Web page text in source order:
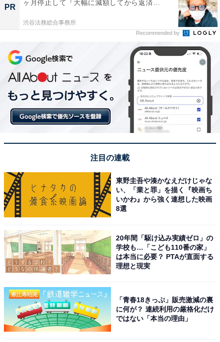
ばしいしょうゆの香りが魅力。コスパもよく、老若男女
問わず喜ばれるお土産です。観光客にも定番として親し
まれています。
回答者のコメントを見ると「有名な草加せんべいなの
で、この値段だったら買いやすいかなと思います」（50
代男性／大阪府）、「埼玉土産といえば、草加せんべい
は鉄板です。もらって嫌がる人はほぼいないのでは？と
感じるほどみなさん喜んでくれます」（30代男性／千葉
※回答者のコメントは原文ママです
次ページ
6位までの全ランキング結果を見
PR
ヶ月停止して『大幅に減額してから返済...
渋谷法務総合事務所
Recommended by
注目の連載
東野圭吾や湊かなえだけじゃな
い、「業と罪」を描く『映画ち
いかわ』から強く連想した映画
8選
20年間「駆け込み実績ゼロ」の
学校も…「こども110番の家」
は本当に必要？ PTAが直面する
理想と現実
「青春18きっぷ」販売激減の裏
に何が？ 連続利用の厳格化だけ
ではない「本当の理由」